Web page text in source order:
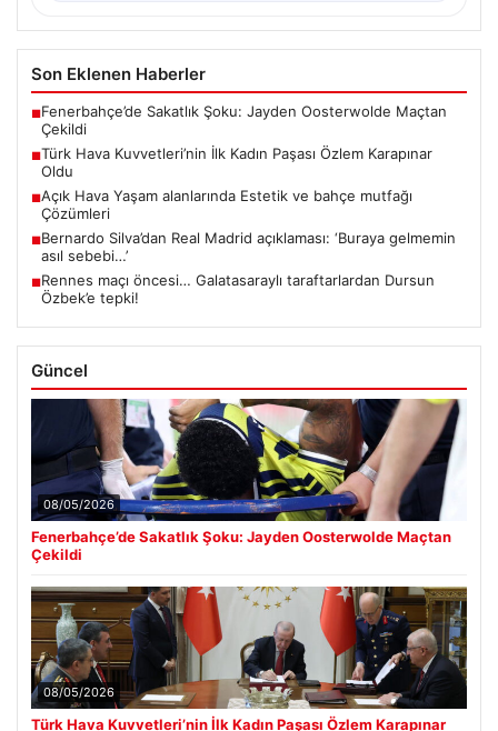
Son Eklenen Haberler
■Fenerbahçe’de Sakatlık Şoku: Jayden Oosterwolde Maçtan
Çekildi
■Türk Hava Kuvvetleri’nin İlk Kadın Paşası Özlem Karapınar
Oldu
■Açık Hava Yaşam alanlarında Estetik ve bahçe mutfağı
Çözümleri
■Bernardo Silva’dan Real Madrid açıklaması: ‘Buraya gelmemin
asıl sebebi…’
■Rennes maçı öncesi… Galatasaraylı taraftarlardan Dursun
Özbek’e tepki!
Güncel
08/05/2026
Fenerbahçe’de Sakatlık Şoku: Jayden Oosterwolde Maçtan
Çekildi
08/05/2026
Türk Hava Kuvvetleri’nin İlk Kadın Paşası Özlem Karapınar